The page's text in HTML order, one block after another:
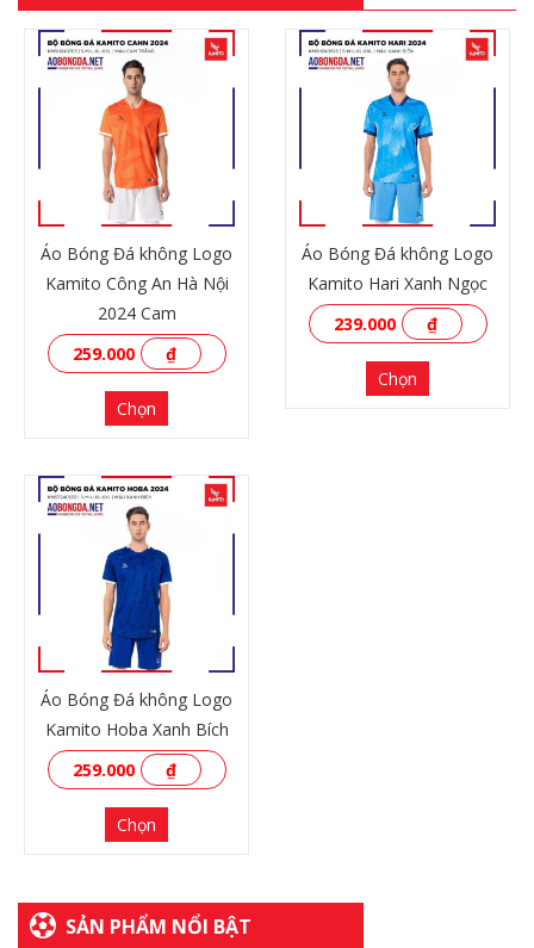
XEM THÊM
Áo Bóng Đá không Logo
Kamito Công An Hà Nội
2024 Cam
259.000
₫
Chọn
Áo Bóng Đá không Logo
Kamito Hari Xanh Ngọc
239.000
₫
Chọn
Áo Bóng Đá không Logo
Kamito Hoba Xanh Bích
259.000
₫
Chọn
SẢN PHẨM NỔI BẬT